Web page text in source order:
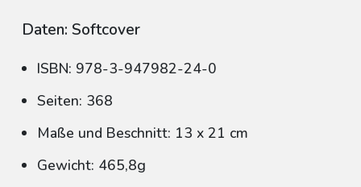
Daten: Softcover
ISBN: 978-3-947982-24-0
Seiten: 368
Maße und Beschnitt: 13 x 21 cm
Gewicht: 465,8g